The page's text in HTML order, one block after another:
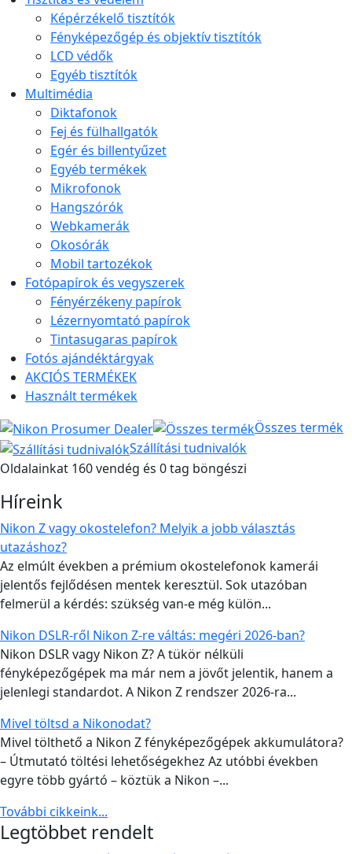
Képérzékelő tisztítók
Fényképezőgép és objektív tisztítók
LCD védők
Egyéb tisztítók
Multimédia
Diktafonok
Fej és fülhallgatók
Egér és billentyűzet
Egyéb termékek
Mikrofonok
Hangszórók
Webkamerák
Okosórák
Mobil tartozékok
Fotópapírok és vegyszerek
Fényérzékeny papírok
Lézernyomtató papírok
Tintasugaras papírok
Fotós ajándéktárgyak
AKCIÓS TERMÉKEK
Használt termékek
Összes termék
Szállítási tudnivalók
Oldalainkat 160 vendég és 0 tag böngészi
Híreink
Nikon Z vagy okostelefon? Melyik a jobb választás
utazáshoz?
Az elmúlt években a prémium okostelefonok kamerái
jelentős fejlődésen mentek keresztül. Sok utazóban
felmerül a kérdés: szükség van-e még külön...
Nikon DSLR-ről Nikon Z-re váltás: megéri 2026-ban?
Nikon DSLR vagy Nikon Z? A tükör nélküli
fényképezőgépek ma már nem a jövőt jelentik, hanem a
jelenlegi standardot. A Nikon Z rendszer 2026-ra...
Mivel töltsd a Nikonodat?
Mivel tölthető a Nikon Z fényképezőgépek akkumulátora?
– Útmutató töltési lehetőségekhez Az utóbbi években
egyre több gyártó – köztük a Nikon –...
További cikkeink...
Legtöbbet rendelt